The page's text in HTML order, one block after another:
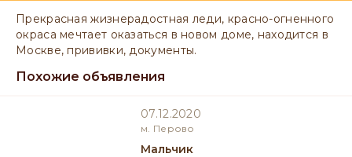
Прекрасная жизнерадостная леди, красно-огненного
окраса мечтает оказаться в новом доме, находится в
Москве, прививки, документы.
Похожие объявления
07.12.2020
м. Перово
мальчик